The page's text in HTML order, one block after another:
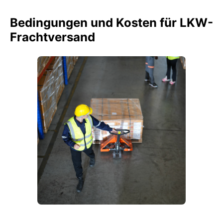
Bedingungen und Kosten für LKW-
Frachtversand